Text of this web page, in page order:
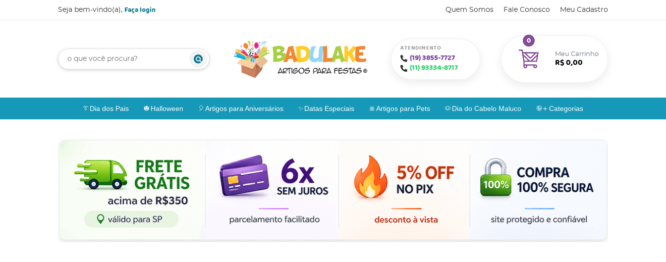
Seja bem-vindo(a), Faça login Quem Somos Fale Conosco Meu Cadastro
ATENDIMENTO
(19)3855-7727
(11)93334-8717
Meu Carrinho
0
R$ 0,00
Dia dos Pais Halloween Artigos para Aniversários Datas Especiais Artigos para Pets Dia do Cabelo Maluco + Categorias